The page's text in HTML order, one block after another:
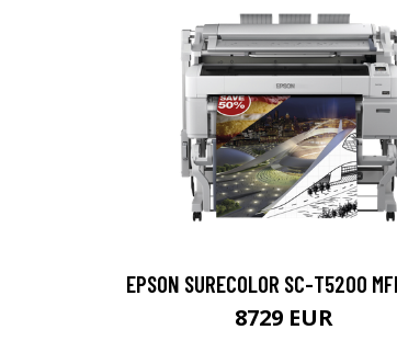
EPSON SURECOLOR SC-T5200
8729 EUR